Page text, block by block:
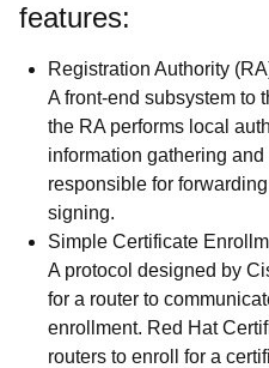
features:
Registration Authority
A front-end subsystem to
the RA performs local
information gathering
responsible for
signing.
Simple Certificate
A protocol designed by
for a router to
enrollment. Red Hat
routers to enroll for a